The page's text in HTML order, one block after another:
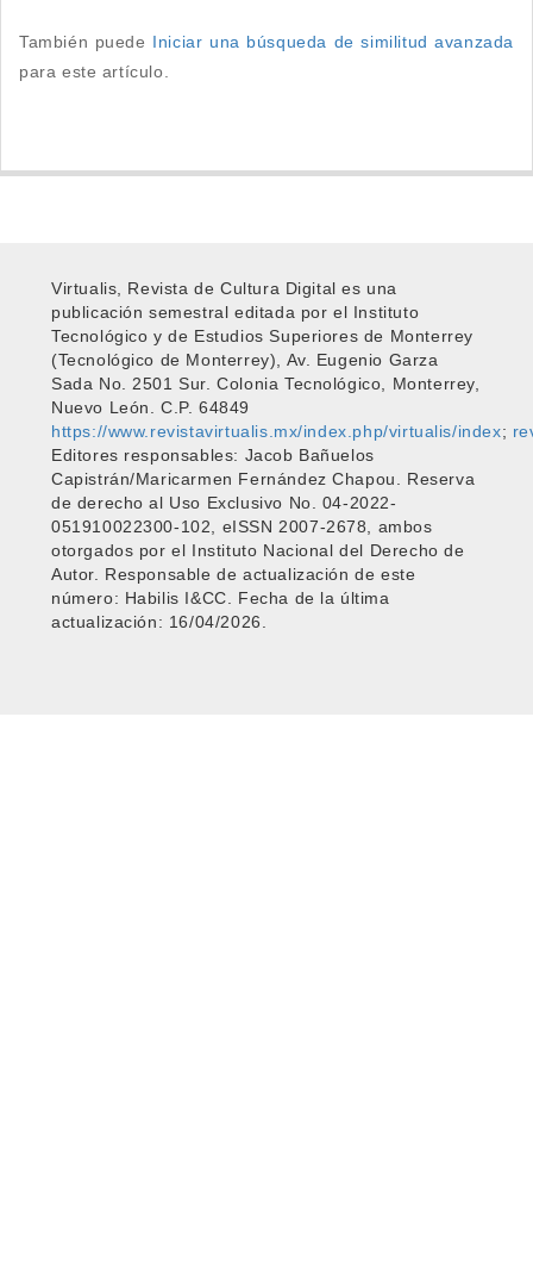
También puede Iniciar una búsqueda de similitud avanzada
para este artículo.
Virtualis, Revista de Cultura Digital es una
publicación semestral editada por el Instituto
Tecnológico y de Estudios Superiores de Monterrey
(Tecnológico de Monterrey), Av. Eugenio Garza
Sada No. 2501 Sur. Colonia Tecnológico, Monterrey,
Nuevo León. C.P. 64849
https://www.revistavirtualis.mx/index.php/virtualis/index;
Editores responsables: Jacob Bañuelos
Capistrán/Maricarmen Fernández Chapou. Reserva
de derecho al Uso Exclusivo No. 04-2022-
051910022300-102, eISSN 2007-2678, ambos
otorgados por el Instituto Nacional del Derecho de
Autor. Responsable de actualización de este
número: Habilis I&CC. Fecha de la última
actualización: 16/04/2026.